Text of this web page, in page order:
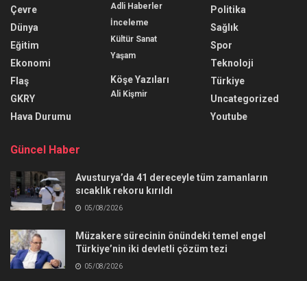
Çevre
Dünya
Eğitim
Ekonomi
Flaş
GKRY
Hava Durumu
Adli Haberler
İnceleme
Kültür Sanat
Yaşam
Köşe Yazıları
Ali Kişmir
Politika
Sağlık
Spor
Teknoloji
Türkiye
Uncategorized
Youtube
Güncel Haber
Avusturya’da 41 dereceyle tüm zamanların
sıcaklık rekoru kırıldı
05/08/2026
Müzakere sürecinin önündeki temel engel
Türkiye’nin iki devletli çözüm tezi
05/08/2026